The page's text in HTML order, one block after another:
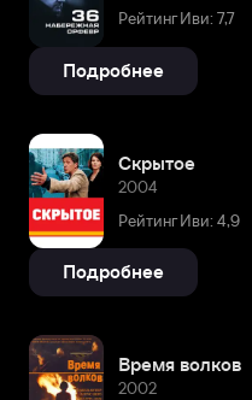
Рейтинг Иви: 7,7
Подробнее
Скрытое
2004
Рейтинг Иви: 4,9
Подробнее
Время волков
2002